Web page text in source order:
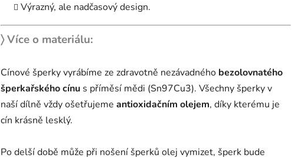
Výrazný, ale nadčasový design.
〉 Více o materiálu:
Cínové šperky vyrábíme ze zdravotně nezávadného bezolovnatého
šperkařského cínu s příměsí mědi (Sn97Cu3). Všechny šperky v
naší dílně vždy ošetřujeme antioxidačním olejem, díky kterému je
cín krásně lesklý.
Po delší době může při nošení šperků olej vymizet, šperk bude